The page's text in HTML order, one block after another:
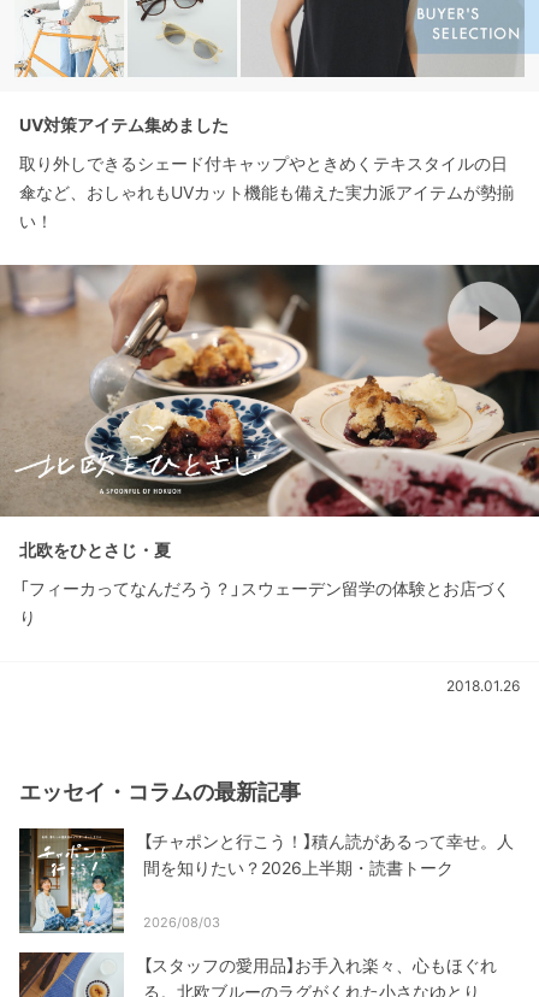
UV対策アイテム集めました
取り外しできるシェード付キャップやときめくテキスタイルの日
傘など、おしゃれもUVカット機能も備えた実力派アイテムが勢揃
い！
北欧をひとさじ・夏
「フィーカってなんだろう？」スウェーデン留学の体験とお店づく
り
2018.01.26
エッセイ・コラムの最新記事
【チャポンと行こう！】積ん読があるって幸せ。人
間を知りたい？2026上半期・読書トーク
2026/08/03
【スタッフの愛用品】お手入れ楽々、心もほぐれ
る。北欧ブルーのラグがくれた小さなゆとり